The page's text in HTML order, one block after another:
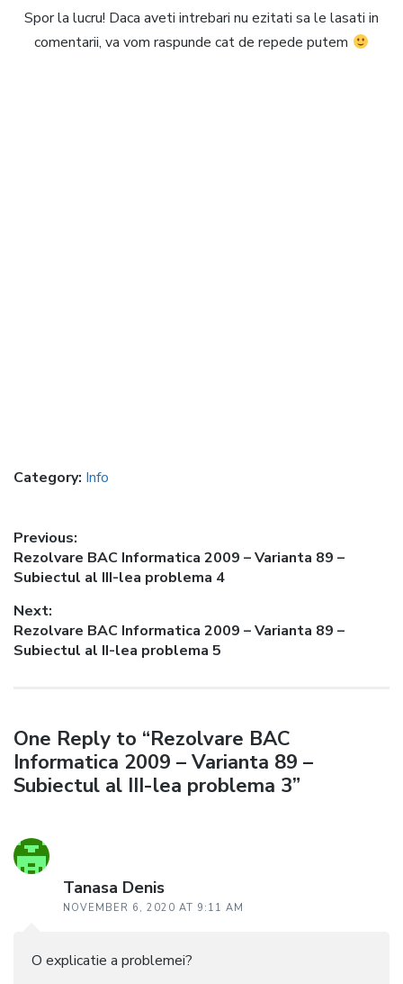
Spor la lucru! Daca aveti intrebari nu ezitati sa le lasati in
comentarii, va vom raspunde cat de repede putem
Category: Info
Post
navigation
Previous:
Previous
post:
Rezolvare BAC Informatica 2009 – Varianta 89 –
Subiectul al III-lea problema 4
Next:
Next
post:
Rezolvare BAC Informatica 2009 – Varianta 89 –
Subiectul al II-lea problema 5
One Reply to “Rezolvare BAC
Informatica 2009 – Varianta 89 –
Subiectul al III-lea problema 3”
Tanasa Denis
NOVEMBER 6, 2020 AT 9:11 AM
O explicatie a problemei?